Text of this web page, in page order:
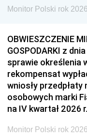
Monitor Polski rok
OBWIESZCZENIE
GOSPODARKI z
sprawie określenia
rekompensat
wniosły
osobowych marki
na IV kwartał 2026 r.
Monitor Polski rok